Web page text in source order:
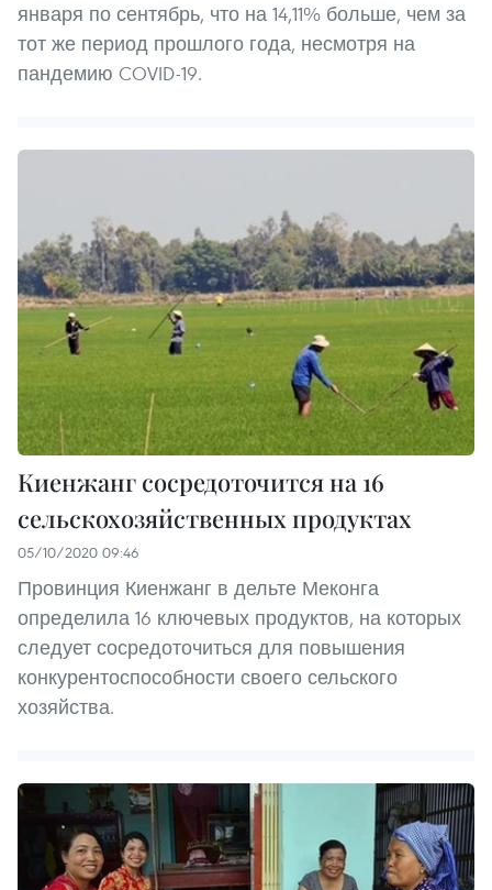
января по сентябрь, что на 14,11% больше, чем за
тот же период прошлого года, несмотря на
пандемию COVID-19.
Киенжанг сосредоточится на 16
сельскохозяйственных продуктах
05/10/2020 09:46
Провинция Киенжанг в дельте Меконга
определила 16 ключевых продуктов, на которых
следует сосредоточиться для повышения
конкурентоспособности своего сельского
хозяйства.